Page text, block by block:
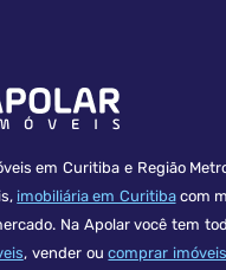
em Curitiba e Região
imobiliária em Curitibacom
Na Apolar você tem
, vender oucomprar imóveis